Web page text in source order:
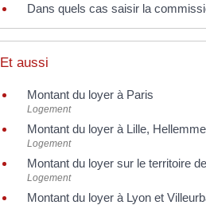
Dans quels cas saisir la
Et aussi
Montant du loyer à Paris
Logement
Montant du loyer à Lille,
Logement
Montant du loyer sur le territoire
Logement
Montant du loyer à Lyon et